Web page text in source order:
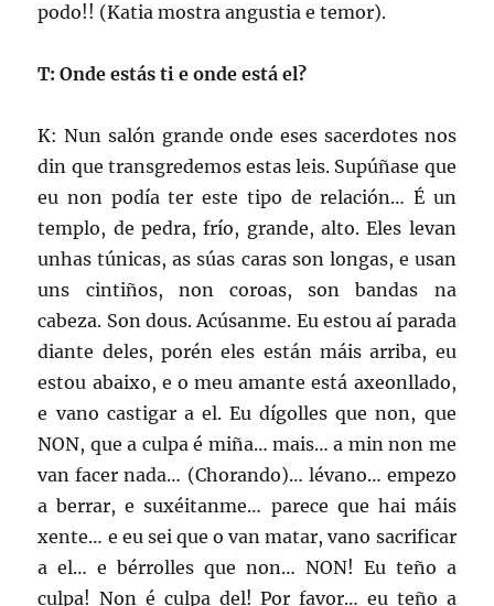
podo!! (Katia mostra angustia e temor).
T: Onde estás ti e onde está el?
K: Nun salón grande onde eses sacerdotes nos
din que transgredemos estas leis. Supúñase que
eu non podía ter este tipo de relación… É un
templo, de pedra, frío, grande, alto. Eles levan
unhas túnicas, as súas caras son longas, e usan
uns cintiños, non coroas, son bandas na
cabeza. Son dous. Acúsanme. Eu estou aí parada
diante deles, porén eles están máis arriba, eu
estou abaixo, e o meu amante está axeonllado,
e vano castigar a el. Eu dígolles que non, que
NON, que a culpa é miña… mais… a min non me
van facer nada… (Chorando)… lévano… empezo
a berrar, e suxéitanme… parece que hai máis
xente… e eu sei que o van matar, vano sacrificar
a el… e bérrolles que non… NON! Eu teño a
culpa! Non é culpa del! Por favor… eu teño a